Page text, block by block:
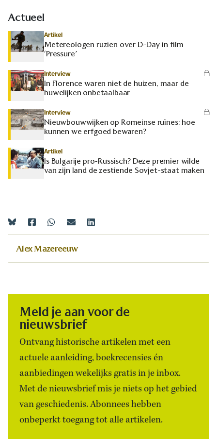
Actueel
Artikel
Metereologen ruziën over D-Day in film
‘Pressure’
Interview
In Florence waren niet de huizen, maar de
huwelijken onbetaalbaar
Interview
Nieuwbouwwijken op Romeinse ruïnes: hoe
kunnen we erfgoed bewaren?
Artikel
Is Bulgarije pro-Russisch? Deze premier wilde
van zijn land de zestiende Sovjet-staat maken
Alex Mazereeuw
Meld je aan voor de
nieuwsbrief
Ontvang historische artikelen met een
actuele aanleiding, boekrecensies én
aanbiedingen wekelijks gratis in je inbox.
Met de nieuwsbrief mis je niets op het gebied
van geschiedenis. Abonnees hebben
onbeperkt toegang tot alle artikelen.